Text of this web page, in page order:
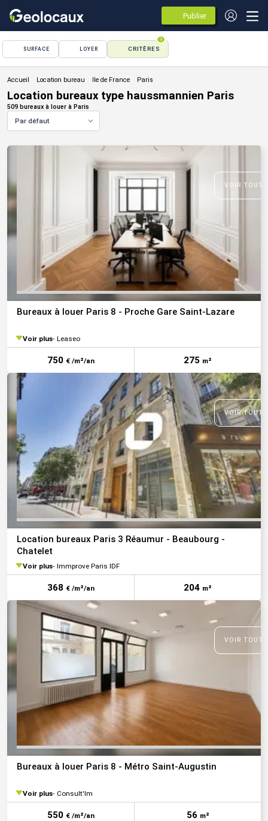
Publier
des
annonces
SURFACE LOYER CRITÈRES
1
Location bureau
Location bureaux type haussmannien Paris
509 bureaux à louer à Paris
Par défaut
VOIR
Bureaux à louer Paris 8 - Proche Gare Saint-Lazare
Voir plus Leaseo
750 € /m²/an 275 m²
VOIR
Location bureaux Paris 3 Réaumur - Beaubourg -
Chatelet
Voir plus Immprove Paris IDF
368 € /m²/an 204 m²
VOIR
Bureaux à louer Paris 8 - Métro Saint-Augustin
Voir plus Consult'Im
550 € /m²/an 56 m²